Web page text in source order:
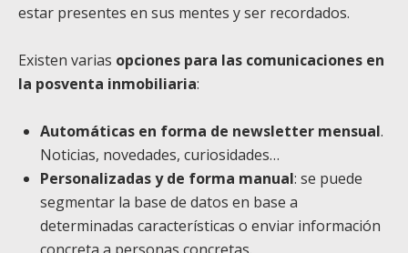
estar presentes en sus mentes y ser recordados.
Existen varias opciones para las comunicaciones en
la posventa inmobiliaria:
Automáticas en forma de newsletter mensual.
Noticias, novedades, curiosidades…
Personalizadas y de forma manual: se puede
segmentar la base de datos en base a
determinadas características o enviar información